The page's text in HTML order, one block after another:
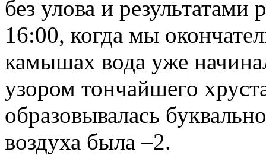
без улова и
16:00, когда мы
камышах вода уже
узором тончайшего
образовывалась
воздуха была –2.